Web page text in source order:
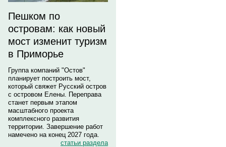
Пешком по
островам: как новый
мост изменит туризм
в Приморье
Группа компаний "Остов"
планирует построить мост,
который свяжет Русский остров
с островом Елены. Переправа
станет первым этапом
масштабного проекта
комплексного развития
территории. Завершение работ
намечено на конец 2027 года.
статьи раздела